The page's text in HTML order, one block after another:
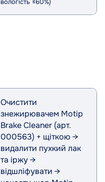
вологість ≤60%)
Очистити
знежирювачем Motip
Brake Cleaner (арт.
000563) + щіткою →
видалити пухкий лак
та іржу →
відшліфувати →